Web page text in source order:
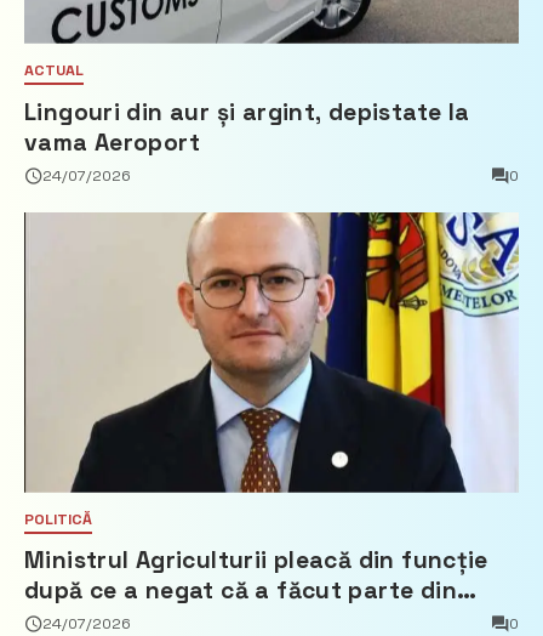
ACTUAL
Lingouri din aur și argint, depistate la
vama Aeroport
24/07/2026 0
POLITICĂ
Ministrul Agriculturii pleacă din funcție
după ce a negat că a făcut parte din
Partidul Democrat
24/07/2026 0